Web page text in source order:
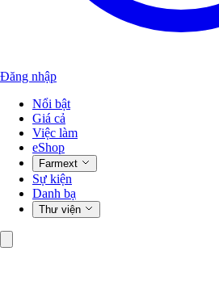
Đăng nhập
Nổi bật
Giá cả
Việc làm
eShop
Farmext
Sự kiện
Danh bạ
Thư viện